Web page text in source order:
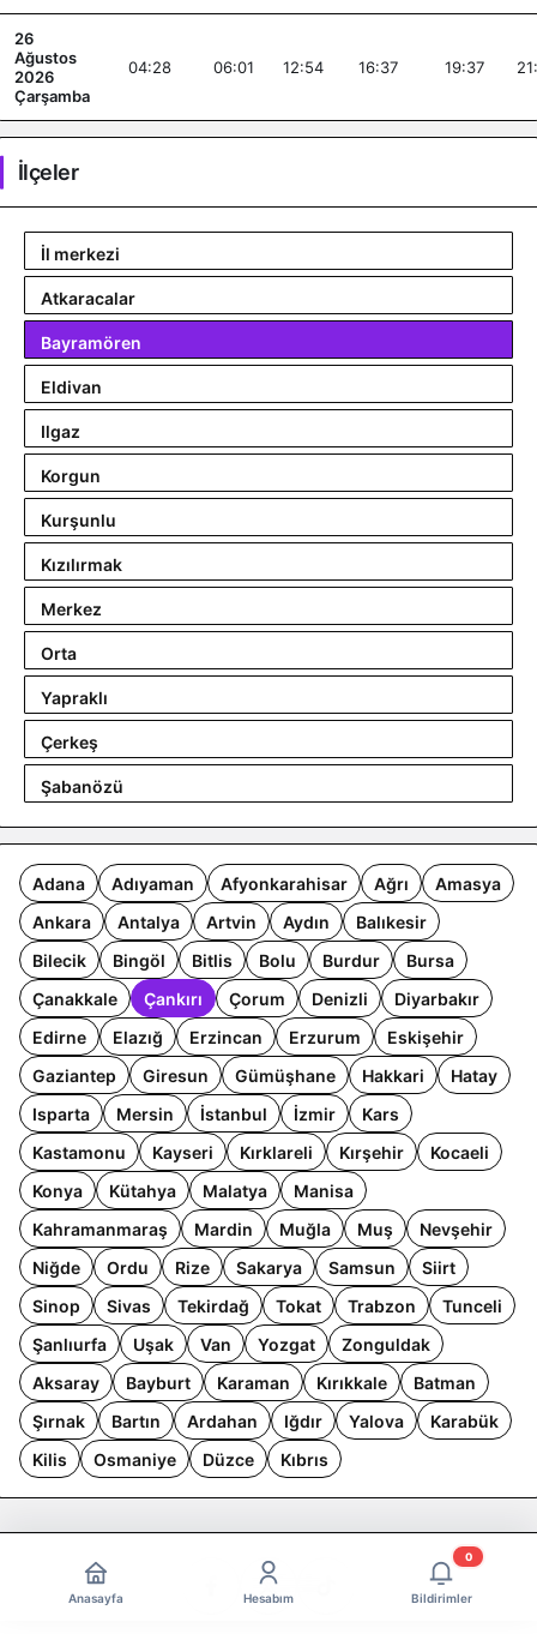
26
Ağustos
2026
Çarşamba
04:28 06:01 12:54 16:37 19:37
İlçeler
İl merkezi
Atkaracalar
Bayramören
Eldivan
Ilgaz
Korgun
Kurşunlu
Kızılırmak
Merkez
Orta
Yapraklı
Çerkeş
Şabanözü
Adana Adıyaman Afyonkarahisar Ağrı
Amasya
Ankara
Antalya Artvin Aydın
Balıkesir
Bilecik
Bingöl Bitlis Bolu Burdur
Bursa
Çanakkale
Çankırı Çorum Denizli
Diyarbakır
Edirne
Elazığ Erzincan Erzurum
Eskişehir
Gaziantep
Giresun Gümüşhane Hakkari
Hatay
Isparta
Mersin İstanbul İzmir
Kars
Kastamonu
Kayseri Kırklareli Kırşehir
Kocaeli
Konya
Kütahya Malatya
Manisa
Kahramanmaraş
Mardin Muğla Muş
Nevşehir
Niğde
Ordu Rize Sakarya Samsun
Siirt
Sinop
Sivas Tekirdağ Tokat Trabzon
Tunceli
Şanlıurfa
Uşak Van Yozgat
Zonguldak
Aksaray
Bayburt Karaman Kırıkkale
Batman
Şırnak
Bartın Ardahan Iğdır Yalova
Karabük
Kilis
Osmaniye Düzce Kıbrıs
Anasayfa Hesabım Bildirimler
0